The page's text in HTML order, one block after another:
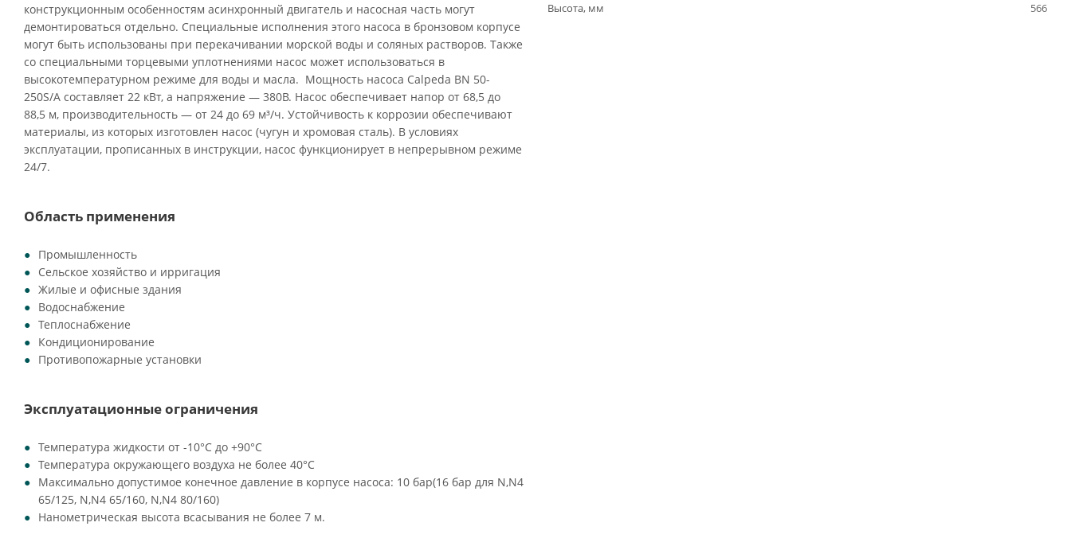
конструкционным особенностям асинхронный двигатель и насосная часть могут
демонтироваться отдельно. Специальные исполнения этого насоса в бронзовом корпусе
могут быть использованы при перекачивании морской воды и соляных растворов. Также
со специальными торцевыми уплотнениями насос может использоваться в
высокотемпературном режиме для воды и масла. Мощность насоса Calpeda BN 50-
250S/A составляет 22 кВт, а напряжение — 380В. Насос обеспечивает напор от 68,5 до
88,5 м, производительность — от 24 до 69 м³/ч. Устойчивость к коррозии обеспечивают
материалы, из которых изготовлен насос (чугун и хромовая сталь). В условиях
эксплуатации, прописанных в инструкции, насос функционирует в непрерывном режиме
24/7.
Область применения
Промышленность
Сельское хозяйство и ирригация
Жилые и офисные здания
Водоснабжение
Теплоснабжение
Кондиционирование
Противопожарные установки
Эксплуатационные ограничения
Температура жидкости от -10°C до +90°C
Температура окружающего воздуха не более 40°C
Максимально допустимое конечное давление в корпусе насоса: 10 бар(16 бар для N,N4
65/125, N,N4 65/160, N,N4 80/160)
Нанометрическая высота всасывания не более 7 м.
Высота, мм
566